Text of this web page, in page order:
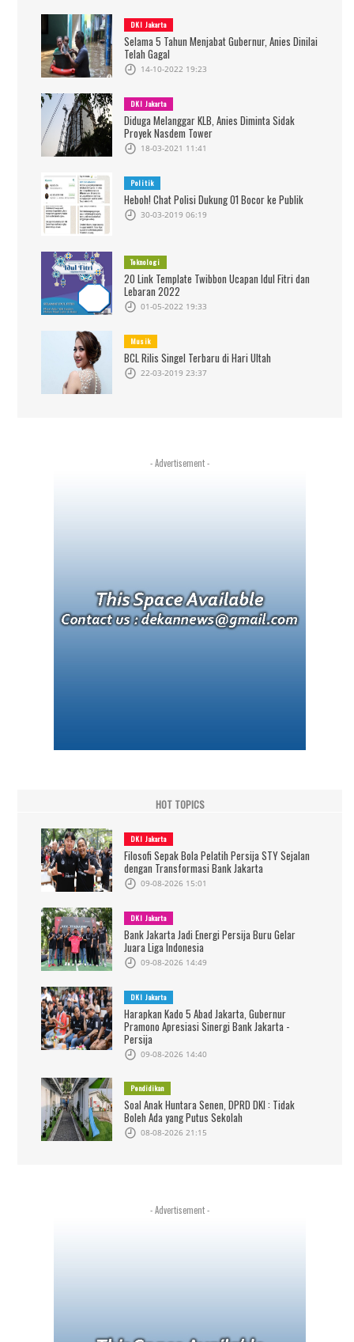
DKI Jakarta
Selama 5 Tahun Menjabat Gubernur, Anies Dinilai
Telah Gagal
14-10-2022 19:23
DKI Jakarta
Diduga Melanggar KLB, Anies Diminta Sidak
Proyek Nasdem Tower
18-03-2021 11:41
Politik
Heboh! Chat Polisi Dukung 01 Bocor ke Publik
30-03-2019 06:19
Teknologi
20 Link Template Twibbon Ucapan Idul Fitri dan
Lebaran 2022
01-05-2022 19:33
Musik
BCL Rilis Singel Terbaru di Hari Ultah
22-03-2019 23:37
- Advertisement -
HOT TOPICS
DKI Jakarta
Filosofi Sepak Bola Pelatih Persija STY Sejalan
dengan Transformasi Bank Jakarta
09-08-2026 15:01
DKI Jakarta
Bank Jakarta Jadi Energi Persija Buru Gelar
Juara Liga Indonesia
09-08-2026 14:49
DKI Jakarta
Harapkan Kado 5 Abad Jakarta, Gubernur
Pramono Apresiasi Sinergi Bank Jakarta -
Persija
09-08-2026 14:40
Pendidikan
Soal Anak Huntara Senen, DPRD DKI : Tidak
Boleh Ada yang Putus Sekolah
08-08-2026 21:15
- Advertisement -